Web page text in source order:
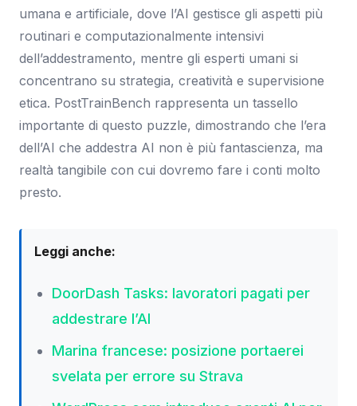
umana e artificiale, dove l’AI gestisce gli aspetti più
routinari e computazionalmente intensivi
dell’addestramento, mentre gli esperti umani si
concentrano su strategia, creatività e supervisione
etica. PostTrainBench rappresenta un tassello
importante di questo puzzle, dimostrando che l’era
dell’AI che addestra AI non è più fantascienza, ma
realtà tangibile con cui dovremo fare i conti molto
presto.
Leggi anche:
DoorDash Tasks: lavoratori pagati per
addestrare l’AI
Marina francese: posizione portaerei
svelata per errore su Strava